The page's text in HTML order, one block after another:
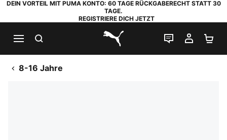
DEIN VORTEIL MIT PUMA KONTO: 60 TAGE RÜCKGABERECHT STATT 30
TAGE.
REGISTRIERE DICH JETZT
PUMA.com
LIVE-CHAT
MEIN
8-16 Jahre